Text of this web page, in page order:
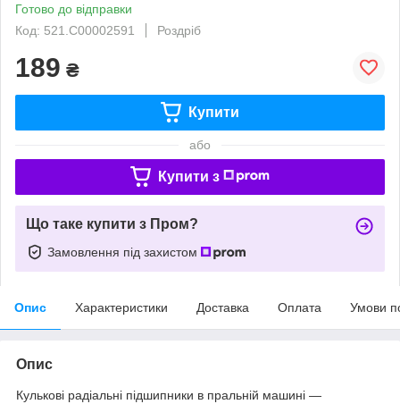
Готово до відправки
Код: 521.C00002591
Роздріб
189 ₴
Купити
або
Купити з
Що таке купити з Пром?
Замовлення під захистом
Опис Характеристики Доставка Оплата Умови
Опис
Кулькові радіальні підшипники в пральній машині —